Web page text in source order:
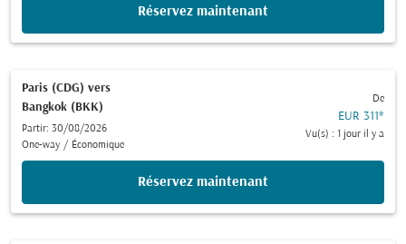
Réservez maintenant
Paris (CDG) vers
Bangkok (BKK)
Partir: 30/08/2026
One-way / Économique
De
EUR 311*
Vu(s) : 1 jour il y a
Réservez maintenant